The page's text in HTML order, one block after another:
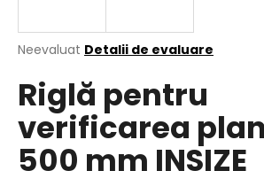
Evaluarea
a
produsului
0,0
din
5
Neevaluat Detalii de evaluare
Riglă pentru
verificarea
500 mm INSIZE
ă
e
c